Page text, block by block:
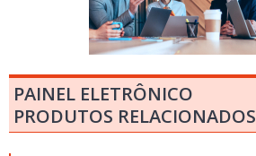
PAINEL ELETRÔNICO
PRODUTOS RELACIONADOS